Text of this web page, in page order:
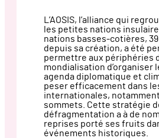
L’AOSIS, l’alliance qui
les petites nations
nations basses-cotières,
depuis sa création, a été
permettre aux périphéries
mondialisation d’organiser
agenda diplomatique et
peser efficacement dans
internationales,
sommets. Cette stratégie
défragmentation a à de
reprises porté ses fruits
événements historiques.